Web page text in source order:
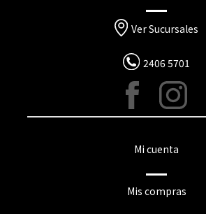
Ver Sucursales
2406 5701
Mi cuenta
Mis compras